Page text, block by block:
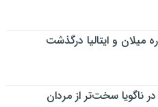
میلان و ایتالیا درگذشت
ناگویا سخت‌تر از مردان